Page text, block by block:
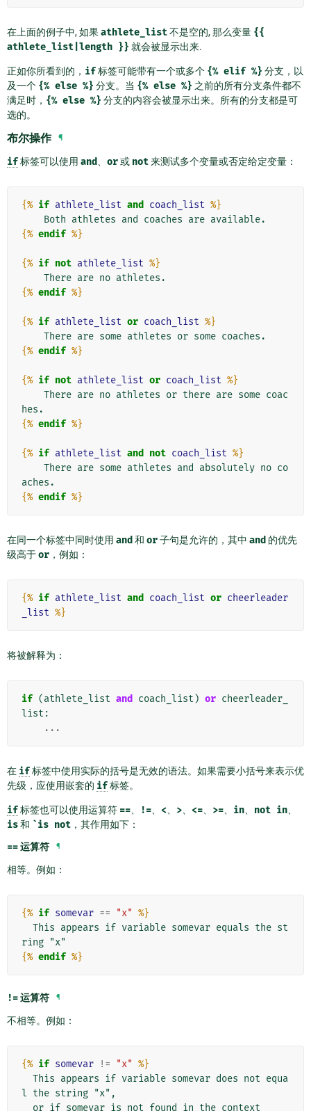
在上面的例子中, 如果athlete_list不是空的, 那么变量 {{
athlete_list|length }} 就会被显示出来.
正如你所看到的， if标签可能带有一个或多个 {% elif %} 分支，以
及一个 {% else %} 分支。当 {% else %} 之前的所有分支条件都不
满足时， {% else %} 分支的内容会被显示出来。所有的分支都是可
选的。
布尔操作 ¶
if标签可以使用 and or或 not来测试多个变量或否定给定变量：
{% if athlete_list and coach_list %}
{% endif %}
{% if not athlete_list %}
{% endif %}
{% if athlete_list or coach_list %}
{% endif %}
{% if not athlete_list or coach_list %}
{% endif %}
{% if athlete_list and not coach_list %}
{% endif %}
在同一个标签中同时使用 and 和 or子句是允许的，其中 and 的优先
级高于or ，例如：
{% if athlete_list and coach_list or cheerleader
_list %}
将被解释为：
if (athlete_list and coach_list ) or cheerleader_
list :
...
在 if标签中使用实际的括号是无效的语法。如果需要小括号来表示优
先级，应使用嵌套的 if标签。
if标签也可以使用运算符 == != < > <= >= in not in
is和 `is not ，其作用如下：
==运算符 ¶
相等。例如：
{% if somevar == "x" %}
{% endif %}
!=运算符 ¶
不相等。例如：
{% if somevar != "x" %}
l the string "x",